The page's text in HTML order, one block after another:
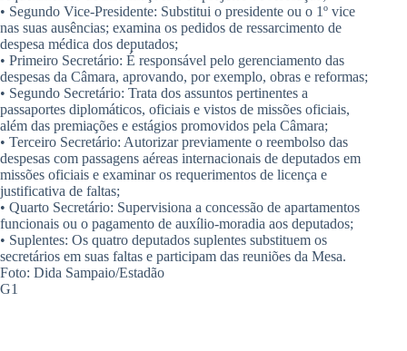
• Segundo Vice-Presidente: Substitui o presidente ou o 1º vice
nas suas ausências; examina os pedidos de ressarcimento de
despesa médica dos deputados;
• Primeiro Secretário: É responsável pelo gerenciamento das
despesas da Câmara, aprovando, por exemplo, obras e reformas;
• Segundo Secretário: Trata dos assuntos pertinentes a
passaportes diplomáticos, oficiais e vistos de missões oficiais,
além das premiações e estágios promovidos pela Câmara;
• Terceiro Secretário: Autorizar previamente o reembolso das
despesas com passagens aéreas internacionais de deputados em
missões oficiais e examinar os requerimentos de licença e
justificativa de faltas;
• Quarto Secretário: Supervisiona a concessão de apartamentos
funcionais ou o pagamento de auxílio-moradia aos deputados;
• Suplentes: Os quatro deputados suplentes substituem os
secretários em suas faltas e participam das reuniões da Mesa.
Foto: Dida Sampaio/Estadão
G1